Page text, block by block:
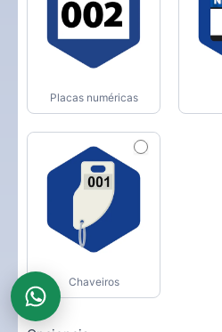
Placas numéricas
Chaveiros